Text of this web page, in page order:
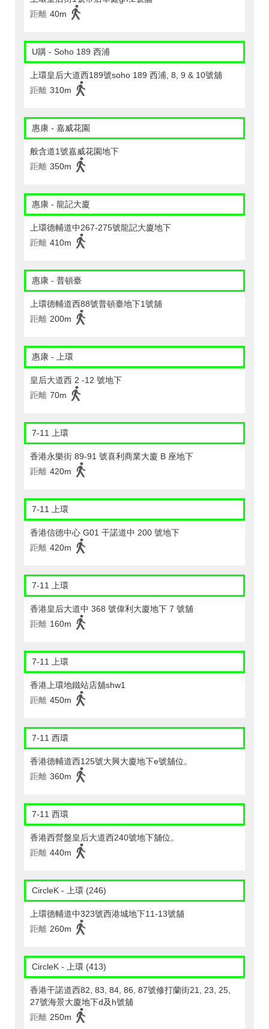
距離 40m
U購 - Soho 189 西浦
上環皇后大道西189號soho 189 西浦, 8, 9 & 10號舖
距離 310m
惠康 - 嘉威花園
般含道1號嘉威花園地下
距離 350m
惠康 - 龍記大廈
上環德輔道中267-275號龍記大廈地下
距離 410m
惠康 - 普頓臺
上環德輔道西88號普頓臺地下1號舖
距離 200m
惠康 - 上環
皇后大道西 2 -12 號地下
距離 70m
7-11 上環
香港永樂街 89-91 號喜利商業大廈 B 座地下
距離 420m
7-11 上環
香港信德中心 G01 干諾道中 200 號地下
距離 420m
7-11 上環
香港皇后大道中 368 號偉利大廈地下 7 號舖
距離 160m
7-11 上環
香港上環地鐵站店舖shw1
距離 450m
7-11 西環
香港德輔道西125號大興大廈地下e號舖位。
距離 360m
7-11 西環
香港西營盤皇后大道西240號地下舖位。
距離 440m
CircleK - 上環 (246)
上環德輔道中323號西港城地下11-13號舖
距離 260m
CircleK - 上環 (413)
香港干諾道西82, 83, 84, 86, 87號修打蘭街21, 23, 25,
27號海景大廈地下d及h號舖
距離 250m